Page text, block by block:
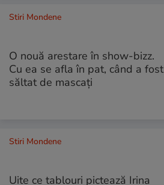
Stiri Mondene
O nouă arestare în show-bizz.
Cu ea se afla în pat, când a fost
săltat de mascați
Stiri Mondene
Uite ce tablouri pictează Irina